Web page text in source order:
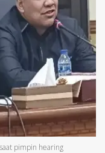
pimpin hearing